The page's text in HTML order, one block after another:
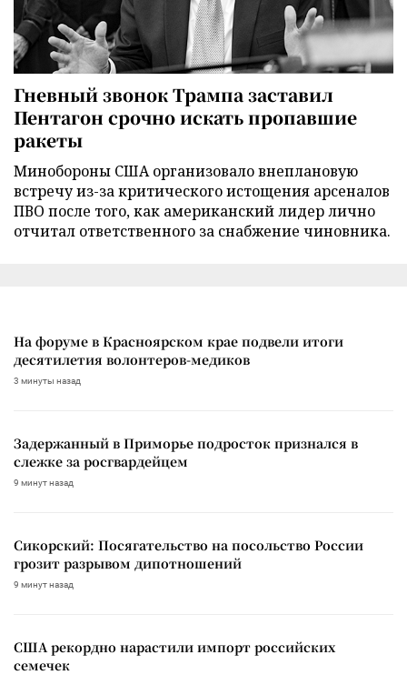
Гневный звонок Трампа заставил
Пентагон срочно искать пропавшие
ракеты
Минобороны США организовало внеплановую
встречу из-за критического истощения арсеналов
ПВО после того, как американский лидер лично
отчитал ответственного за снабжение чиновника.
На форуме в Красноярском крае подвели итоги
десятилетия волонтеров-медиков
3 минуты назад
Задержанный в Приморье подросток признался в
слежке за росгвардейцем
9 минут назад
Сикорский: Посягательство на посольство России
грозит разрывом дипотношений
9 минут назад
США рекордно нарастили импорт российских
семечек